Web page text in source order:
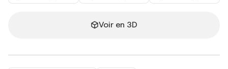
Voir en 3D